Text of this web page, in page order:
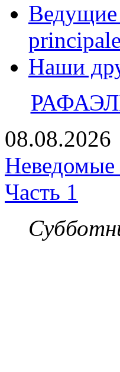
Ведущие
Наши
08.08.2026
Неведомые
Часть 1